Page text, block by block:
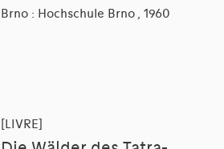
Brno : Hochschule Brno , 1960
[LIVRE]